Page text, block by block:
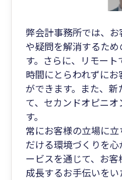
弊会計事務所では、
や疑問を解消するた
す。さらに、リモー
時間にとらわれずに
ができます。また、
て、セカンドオピニ
す。
常にお客様の立場に
だける環境づくりを
ービスを通じて、お
成長するお手伝いをい